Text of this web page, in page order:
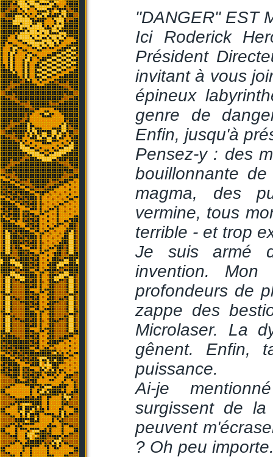
"DANGER" EST
Ici Roderick
Président
invitant à vous
épineux
genre de
Enfin, jusqu'à
Pensez-y : des
bouillonnante
magma, des
vermine, tous
terrible - et trop
Je suis armé
invention.
profondeurs de
zappe des
Microlaser. La
gênent. Enfin,
puissance.
Ai-je
surgissent de
peuvent
? Oh peu